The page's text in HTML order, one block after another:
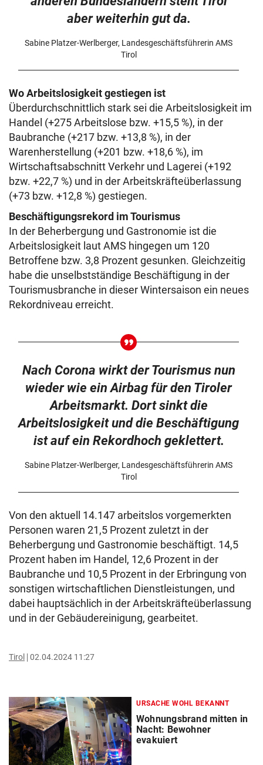
aber weiterhin gut da.
Sabine Platzer-Werlberger, Landesgeschäftsführerin AMS
Tirol
Wo Arbeitslosigkeit gestiegen ist
Überdurchschnittlich stark sei die Arbeitslosigkeit im
Handel (+275 Arbeitslose bzw. +15,5 %), in der
Baubranche (+217 bzw. +13,8 %), in der
Warenherstellung (+201 bzw. +18,6 %), im
Wirtschaftsabschnitt Verkehr und Lagerei (+192
bzw. +22,7 %) und in der Arbeitskräfteüberlassung
(+73 bzw. +12,8 %) gestiegen.
Beschäftigungsrekord im Tourismus
In der Beherbergung und Gastronomie ist die
Arbeitslosigkeit laut AMS hingegen um 120
Betroffene bzw. 3,8 Prozent gesunken. Gleichzeitig
habe die unselbstständige Beschäftigung in der
Tourismusbranche in dieser Wintersaison ein neues
Rekordniveau erreicht.
Nach Corona wirkt der Tourismus nun
wieder wie ein Airbag für den Tiroler
Arbeitsmarkt. Dort sinkt die
Arbeitslosigkeit und die Beschäftigung
ist auf ein Rekordhoch geklettert.
Sabine Platzer-Werlberger, Landesgeschäftsführerin AMS
Tirol
Von den aktuell 14.147 arbeitslos vorgemerkten
Personen waren 21,5 Prozent zuletzt in der
Beherbergung und Gastronomie beschäftigt. 14,5
Prozent haben im Handel, 12,6 Prozent in der
Baubranche und 10,5 Prozent in der Erbringung von
sonstigen wirtschaftlichen Dienstleistungen, und
dabei hauptsächlich in der Arbeitskräfteüberlassung
und in der Gebäudereinigung, gearbeitet.
Tirol 02.04.2024 11:27
URSACHE WOHL BEKANNT
Wohnungsbrand mitten in
Nacht: Bewohner
evakuiert